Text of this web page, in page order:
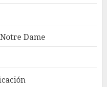
Dame